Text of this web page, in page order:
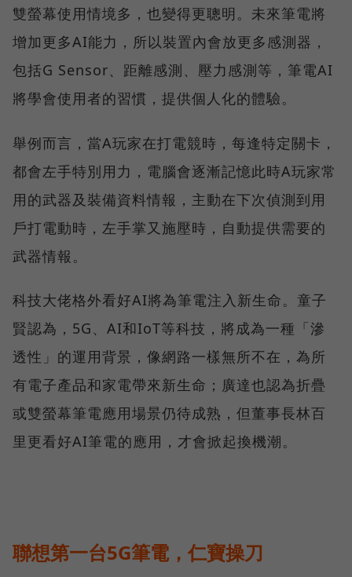
雙螢幕使用情境多，也變得更聰明。未來筆電將
增加更多AI能力，所以裝置內會放更多感測器，
包括G Sensor、距離感測、壓力感測等，筆電AI
將學會使用者的習慣，提供個人化的體驗。
舉例而言，當A玩家在打電競時，每逢特定關卡，
都會左手特別用力，電腦會逐漸記憶此時A玩家常
用的武器及裝備資料情報，主動在下次偵測到用
戶打電動時，左手掌又施壓時，自動提供需要的
武器情報。
科技大佬格外看好AI將為筆電注入新生命。童子
賢認為，5G、AI和IoT等科技，將成為一種「滲
透性」的運用背景，像網路一樣無所不在，為所
有電子產品和家電帶來新生命；廣達也認為折疊
或雙螢幕筆電應用場景仍待成熟，但董事長林百
里更看好AI筆電的應用，才會掀起換機潮。
聯想第一台5G筆電，仁寶操刀